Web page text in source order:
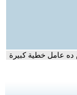
ده عامل خطية كبيرة